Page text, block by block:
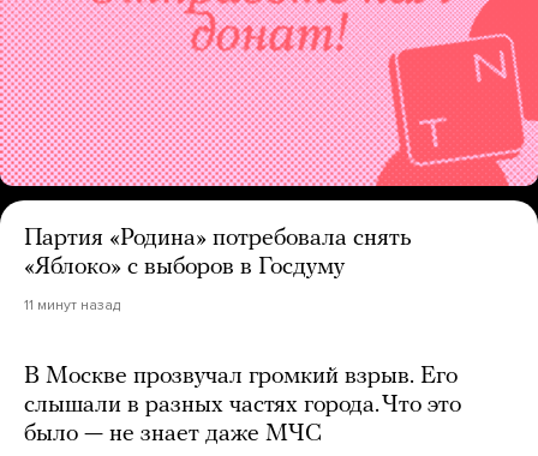
Партия «Родина» потребовала снять
«Яблоко» с выборов в Госдуму
11 минут назад
В Москве прозвучал громкий взрыв. Его
слышали в разных частях города. Что это
было — не знает даже МЧС